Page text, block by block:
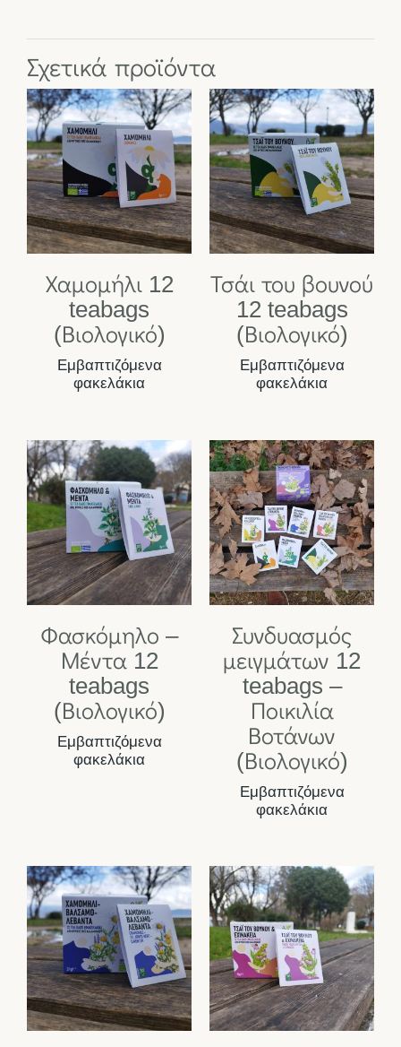
Σχετικά προϊόντα
Χαμομήλι 12
teabags
(Βιολογικό)
Εμβαπτιζόμενα
φακελάκια
Τσάι του βουνού
12 teabags
(Βιολογικό)
Εμβαπτιζόμενα
φακελάκια
Φασκόμηλο –
Μέντα 12
teabags
(Βιολογικό)
Εμβαπτιζόμενα
φακελάκια
Συνδυασμός
μειγμάτων 12
teabags –
Ποικιλία
Βοτάνων
(Βιολογικό)
Εμβαπτιζόμενα
φακελάκια